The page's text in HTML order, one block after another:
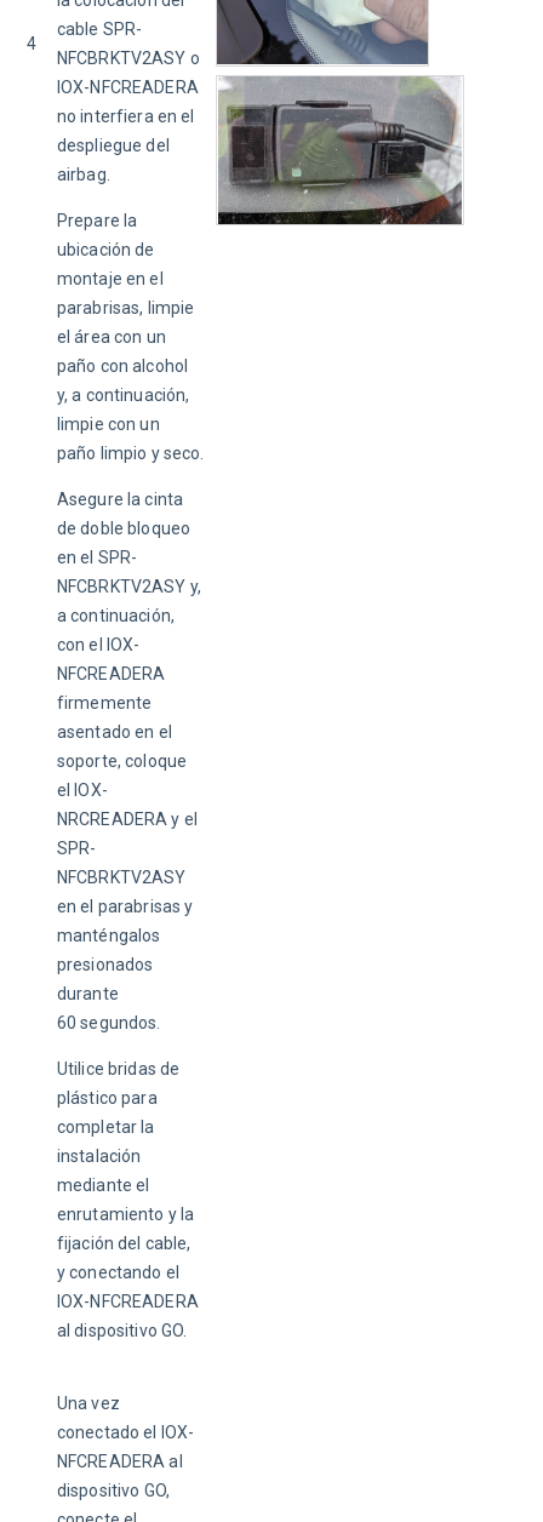
4
cable SPR-
NFCBRKTV2ASY o
IOX-NFCREADERA
no interfiera en el
despliegue del
airbag.
Prepare la
ubicación de
montaje en el
parabrisas, limpie
el área con un
paño con alcohol
y, a continuación,
limpie con un
paño limpio y seco.
Asegure la cinta
de doble bloqueo
en el SPR-
NFCBRKTV2ASY y,
a continuación,
con el IOX-
NFCREADERA
firmemente
asentado en el
soporte, coloque
el IOX-
NRCREADERA y el
SPR-
NFCBRKTV2ASY
en el parabrisas y
manténgalos
presionados
durante
60 segundos.
Utilice bridas de
plástico para
completar la
instalación
mediante el
enrutamiento y la
fijación del cable,
y conectando el
IOX-NFCREADERA
al dispositivo GO.
Una vez
conectado el IOX-
NFCREADERA al
dispositivo GO,